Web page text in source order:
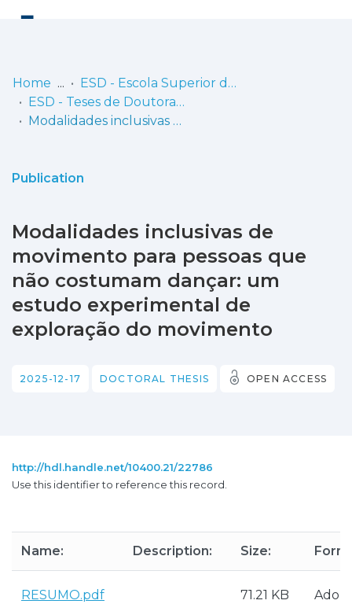
Communities
Statistics
Home
ESD - Escola Superior de Dança
ESD - Teses de Doutoramento
Modalidades inclusivas de movimento para pessoas que não costumam dançar: um estudo experimental de exploração do movimento
Publication
Modalidades inclusivas de
movimento para pessoas que
não costumam dançar: um
estudo experimental de
exploração do movimento
2025-12-17 DOCTORAL THESIS OPEN ACCESS
http://hdl.handle.net/10400.21/22786
Use this identifier to reference this record.
Name: Description: Size:
RESUMO.pdf 71.21 KB